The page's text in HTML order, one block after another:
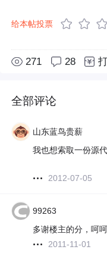
给本帖投票
271 28
全部评论
山东蓝鸟贵薪
我也想索取一份源
2012-07-05
99263
多谢楼主的分，呵呵
2011-11-01